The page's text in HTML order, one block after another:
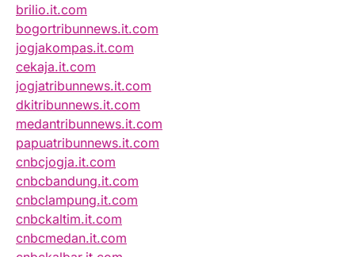
brilio.it.com
bogortribunnews.it.com
jogjakompas.it.com
cekaja.it.com
jogjatribunnews.it.com
dkitribunnews.it.com
medantribunnews.it.com
papuatribunnews.it.com
cnbcjogja.it.com
cnbcbandung.it.com
cnbclampung.it.com
cnbckaltim.it.com
cnbcmedan.it.com